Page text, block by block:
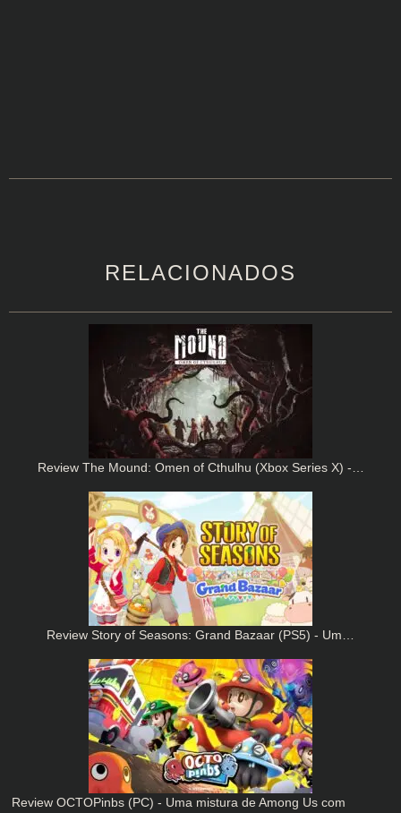
RELACIONADOS
Review The Mound: Omen of Cthulhu (Xbox Series X) -…
Review Story of Seasons: Grand Bazaar (PS5) - Um…
Review OCTOPinbs (PC) - Uma mistura de Among Us com